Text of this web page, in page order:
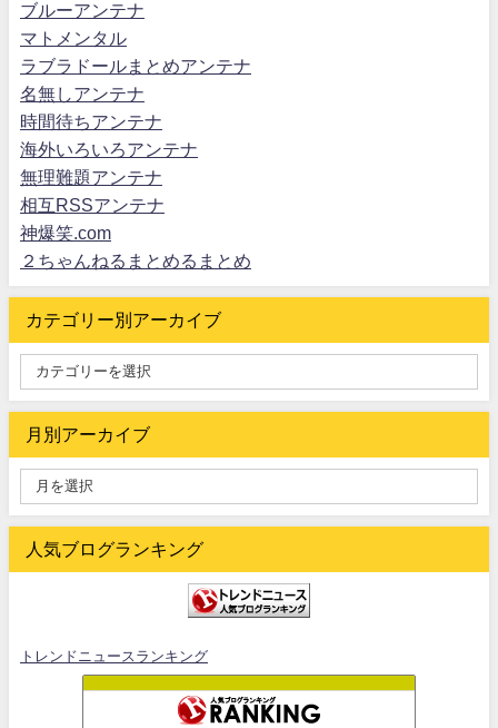
ブルーアンテナ
マトメンタル
ラブラドールまとめアンテナ
名無しアンテナ
時間待ちアンテナ
海外いろいろアンテナ
無理難題アンテナ
相互RSSアンテナ
神爆笑.com
２ちゃんねるまとめるまとめ
カテゴリー別アーカイブ
月別アーカイブ
人気ブログランキング
トレンドニュースランキング